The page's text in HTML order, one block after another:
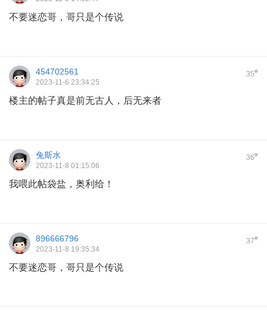
不要迷恋哥，哥只是个传说
35#
454702561
2023-11-6 23:34:25
楼主的帖子真是前无古人，后无来者
36#
兔斯水
2023-11-8 01:15:06
我喂此帖袋盐，奥利给！
37#
896666796
2023-11-8 19:35:34
不要迷恋哥，哥只是个传说